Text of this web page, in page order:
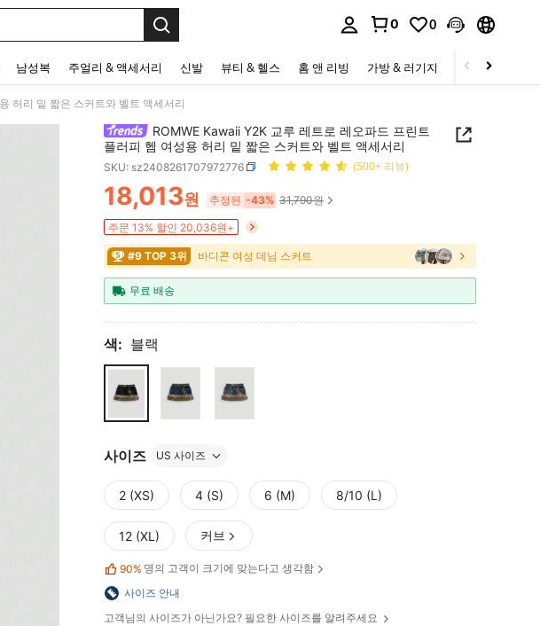
0 0
남성복 주얼리 & 액세서리 신발 뷰티 & 헬스 홈 앤 리빙 가방 & 러기지 스포츠 & 아웃
허리 밑 짧은 스커트와 벨트 액세서리
ROMWE Kawaii Y2K 교루 레트로 레오파드 프린트
플러피 헴 여성용 허리 밑 짧은 스커트와 벨트 액세서리
SKU: sz2408261707972776 (500+ 리뷰)
PRICE AND AVAILABILITY
18,013원 추정된 -43% 31,790원
주문 13% 할인 20,036원+
#9 TOP 3위 바디콘 여성 데님 스커트
무료 배송
색: 블랙
사이즈 US 사이즈
2 (XS) 4 (S) 6 (M) 8/10 (L)
12 (XL) 커브
90% 명의 고객이 크기에 맞는다고 생각함
사이즈 안내
고객님의 사이즈가 아닌가요? 필요한 사이즈를 알려주세요